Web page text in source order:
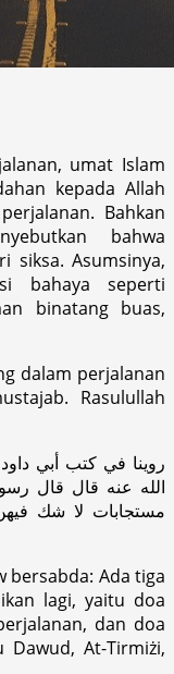
umat Islam
kepada Allah
Bahkan
bahwa
siksa. Asumsinya,
bahaya seperti
binatang buas,
dalam perjalanan
Rasulullah
روينا في كتب أبي
الله عنه قال قال
مستجابات لا شك
bersabda: Ada tiga
lagi, yaitu doa
dan doa
Dawud, At-Tirmiżi,